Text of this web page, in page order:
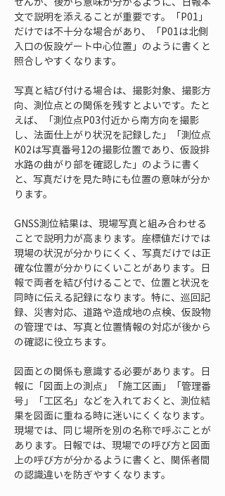
文で説明を添えることが重要です。「P01」
だけでは不十分な場合があり、「P01は北側
入口の仮設ゲート中心位置」のように書くと
照合しやすくなります。
写真と結び付ける場合は、撮影対象、撮影方
向、測位点との関係を残すとよいです。たと
えば、「測位点P03付近から南方向を撮影
し、法面仕上がり状況を記録した」「測位点
K02は写真番号12の撮影位置であり、仮設排
水路の曲がり部を確認した」のように書く
と、写真だけを見た時にも位置の意味が分か
ります。
GNSS測位結果は、現場写真と組み合わせる
ことで説明力が高まります。座標値だけでは
現場の状況が分かりにくく、写真だけでは正
確な位置が分かりにくいことがあります。日
報で両者を結び付けることで、位置と状況を
同時に伝える記録になります。特に、巡回記
録、災害対応、道路や造成地の点検、仮設物
の管理では、写真と位置情報の対応が後から
の確認に役立ちます。
図面との関係も意識する必要があります。日
報に「図面上の測点」「施工区画」「管理番
号」「工区名」などを入れておくと、測位結
果を図面に重ねる時に迷いにくくなります。
現場では、同じ場所を別の名称で呼ぶことが
あります。日報では、現場での呼び方と図面
上の呼び方が分かるように書くと、関係者間
の認識違いを防ぎやすくなります。